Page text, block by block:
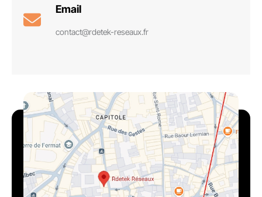
Email
contact@rdetek-reseaux.fr